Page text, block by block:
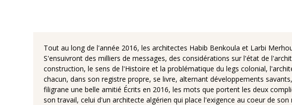
Tout au long de l'année 2016, les architectes Habib Benkoula et Larbi
S'ensuivront des milliers de messages, des considérations sur l'état de
construction, le sens de l'Histoire et la problématique du legs colonial,
chacun, dans son registre propre, se livre, alternant développements
filigrane une belle amitié Écrits en 2016, les mots que portent les deux
son travail, celui d'un architecte algérien qui place l'exigence au coeur de son